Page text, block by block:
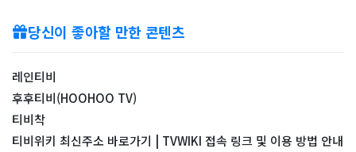
당신이 좋아할 만한 콘텐츠
레인티비
후후티비(HOOHOO TV)
티비착
티비위키 최신주소 바로가기 | TVWIKI 접속 링크 및 이용 방법 안내